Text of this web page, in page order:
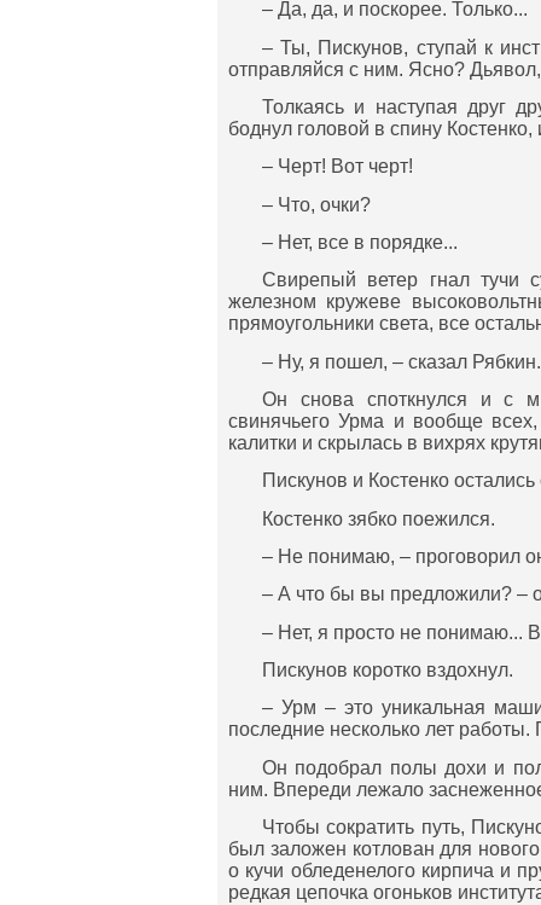
– Да, да, и поскорее. Только...
– Ты, Пискунов, ступай к
отправляйся с ним. Ясно?
Толкаясь и наступая друг
боднул головой в спину
– Черт! Вот черт!
– Что, очки?
– Нет, все в порядке...
Свирепый ветер гнал тучи
железном кружеве
прямоугольники света, все
– Ну, я пошел, – сказал
Он снова споткнулся и с
свинячьего Урма и вообще
калитки и скрылась в вихрях
Пискунов и Костенко остались
Костенко зябко поежился.
– Не понимаю, – проговорил
– А что бы вы предложили? –
– Нет, я просто не понимаю...
Пискунов коротко вздохнул.
– Урм – это уникальная
последние несколько лет
Он подобрал полы дохи и
ним. Впереди лежало
Чтобы сократить путь,
был заложен котлован для
о кучи обледенелого кирпича и
редкая цепочка огоньков